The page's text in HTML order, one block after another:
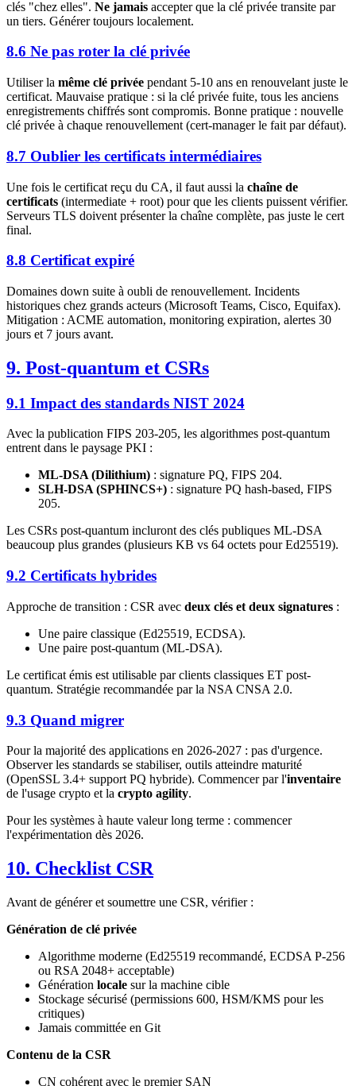
clés "chez elles". Ne jamais accepter que la clé privée transite par
un tiers. Générer toujours localement.
8.6 Ne pas roter la clé privée
Utiliser la même clé privée pendant 5-10 ans en renouvelant juste le
certificat. Mauvaise pratique : si la clé privée fuite, tous les anciens
enregistrements chiffrés sont compromis. Bonne pratique : nouvelle
clé privée à chaque renouvellement (cert-manager le fait par défaut).
8.7 Oublier les certificats intermédiaires
Une fois le certificat reçu du CA, il faut aussi la chaîne de
certificats (intermediate + root) pour que les clients puissent vérifier.
Serveurs TLS doivent présenter la chaîne complète, pas juste le cert
final.
8.8 Certificat expiré
Domaines down suite à oubli de renouvellement. Incidents
historiques chez grands acteurs (Microsoft Teams, Cisco, Equifax).
Mitigation : ACME automation, monitoring expiration, alertes 30
jours et 7 jours avant.
9. Post-quantum et CSRs
9.1 Impact des standards NIST 2024
Avec la publication FIPS 203-205, les algorithmes post-quantum
entrent dans le paysage PKI :
ML-DSA (Dilithium) : signature PQ, FIPS 204.
SLH-DSA (SPHINCS+) : signature PQ hash-based, FIPS
205.
Les CSRs post-quantum incluront des clés publiques ML-DSA
beaucoup plus grandes (plusieurs KB vs 64 octets pour Ed25519).
9.2 Certificats hybrides
Approche de transition : CSR avec deux clés et deux signatures :
Une paire classique (Ed25519, ECDSA).
Une paire post-quantum (ML-DSA).
Le certificat émis est utilisable par clients classiques ET post-
quantum. Stratégie recommandée par la NSA CNSA 2.0.
9.3 Quand migrer
Pour la majorité des applications en 2026-2027 : pas d'urgence.
Observer les standards se stabiliser, outils atteindre maturité
(OpenSSL 3.4+ support PQ hybride). Commencer par l'inventaire
de l'usage crypto et la crypto agility.
Pour les systèmes à haute valeur long terme : commencer
l'expérimentation dès 2026.
10. Checklist CSR
Avant de générer et soumettre une CSR, vérifier :
Génération de clé privée
Algorithme moderne (Ed25519 recommandé, ECDSA P-256
ou RSA 2048+ acceptable)
Génération locale sur la machine cible
Stockage sécurisé (permissions 600, HSM/KMS pour les
critiques)
Jamais committée en Git
Contenu de la CSR
CN cohérent avec le premier SAN